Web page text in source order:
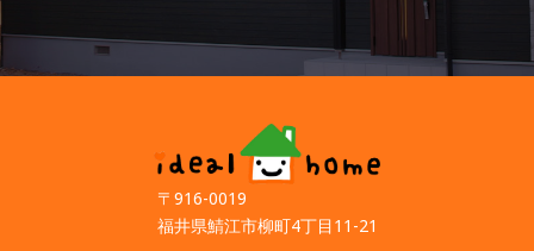
〒916-0019
福井県鯖江市柳町4丁目11-21